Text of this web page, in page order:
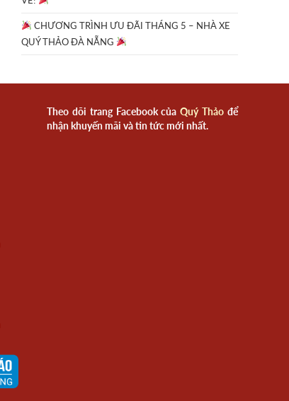
CHƯƠNG TRÌNH ƯU ĐÃI THÁNG 5 – NHÀ XE
QUÝ THẢO ĐÀ NẴNG
Theo dõi trang Facebook củaQuý Thảo để
nhận khuyến mãi và tin tức mới nhất.